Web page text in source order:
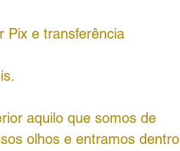
Pix e transferência
aquilo que somos de
olhos e entramos dentro